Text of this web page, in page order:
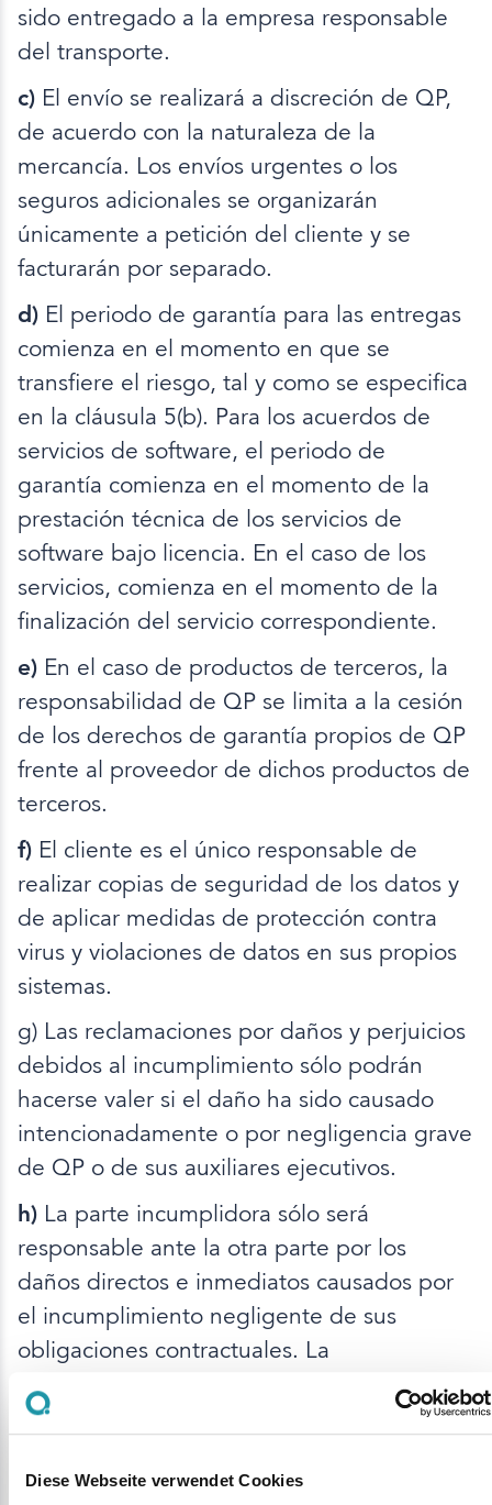
Diese Webseite verwendet Cookies
sido entregado a la empresa responsable
del transporte.
c) El envío se realizará a discreción de QP,
de acuerdo con la naturaleza de la
mercancía. Los envíos urgentes o los
seguros adicionales se organizarán
únicamente a petición del cliente y se
facturarán por separado.
d) El periodo de garantía para las entregas
comienza en el momento en que se
transfiere el riesgo, tal y como se especifica
en la cláusula 5(b). Para los acuerdos de
servicios de software, el periodo de
garantía comienza en el momento de la
prestación técnica de los servicios de
software bajo licencia. En el caso de los
servicios, comienza en el momento de la
finalización del servicio correspondiente.
e) En el caso de productos de terceros, la
responsabilidad de QP se limita a la cesión
de los derechos de garantía propios de QP
frente al proveedor de dichos productos de
terceros.
f) El cliente es el único responsable de
realizar copias de seguridad de los datos y
de aplicar medidas de protección contra
virus y violaciones de datos en sus propios
sistemas.
g) Las reclamaciones por daños y perjuicios
debidos al incumplimiento sólo podrán
hacerse valer si el daño ha sido causado
intencionadamente o por negligencia grave
de QP o de sus auxiliares ejecutivos.
h) La parte incumplidora sólo será
responsable ante la otra parte por los
daños directos e inmediatos causados por
el incumplimiento negligente de sus
obligaciones contractuales. La
responsabilidad por daños indirectos o
consecuentes, incluidos, entre otros, la
pérdida de uso, los costes de capital o los